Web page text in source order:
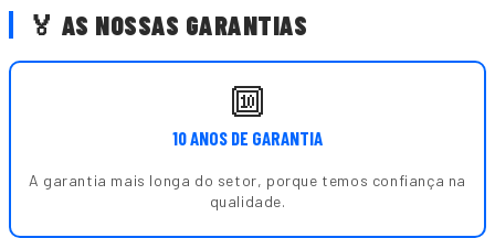
🏅 AS NOSSAS GARANTIAS
🔟
10 ANOS DE GARANTIA
A garantia mais longa do setor, porque temos confiança na
qualidade.